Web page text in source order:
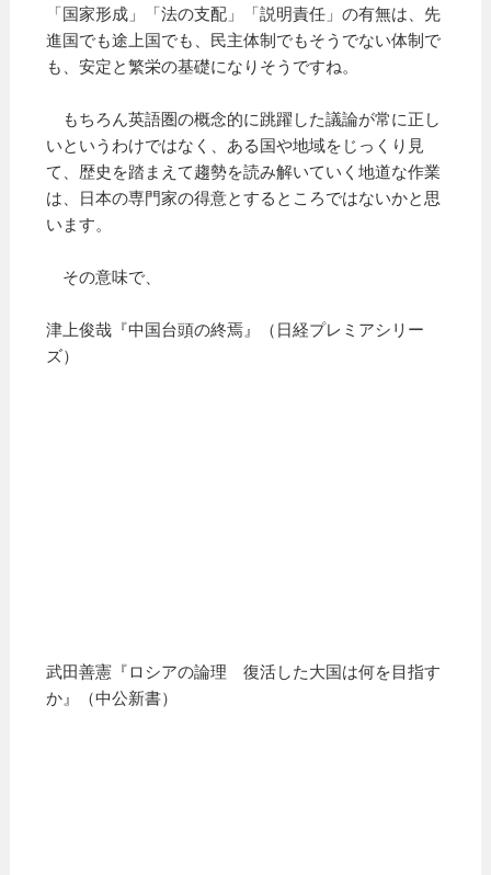
「国家形成」「法の支配」「説明責任」の有無は、先
進国でも途上国でも、民主体制でもそうでない体制で
も、安定と繁栄の基礎になりそうですね。
もちろん英語圏の概念的に跳躍した議論が常に正し
いというわけではなく、ある国や地域をじっくり見
て、歴史を踏まえて趨勢を読み解いていく地道な作業
は、日本の専門家の得意とするところではないかと思
います。
その意味で、
津上俊哉『中国台頭の終焉』（日経プレミアシリー
ズ）
武田善憲『ロシアの論理 復活した大国は何を目指す
か』（中公新書）